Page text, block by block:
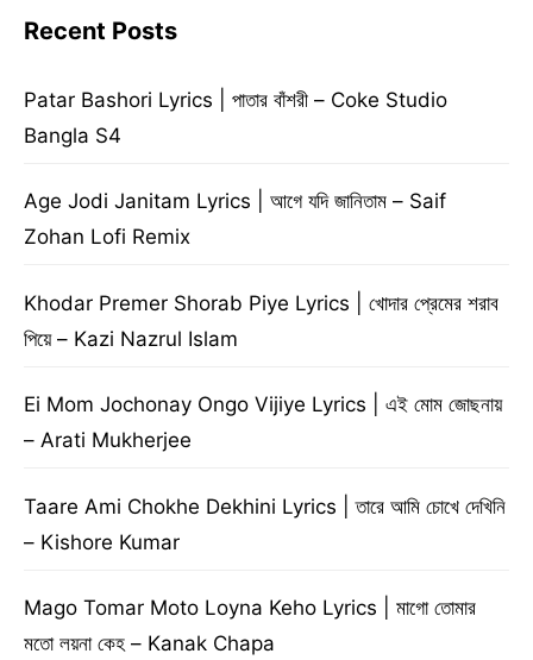
Recent Posts
Patar Bashori Lyrics | পাতার বাঁশরী – Coke Studio
Bangla S4
Age Jodi Janitam Lyrics | আগে যদি জানিতাম – Saif
Zohan Lofi Remix
Khodar Premer Shorab Piye Lyrics | খোদার প্রেমের শরাব
পিয়ে – Kazi Nazrul Islam
Ei Mom Jochonay Ongo Vijiye Lyrics | এই মোম জোছনায়
– Arati Mukherjee
Taare Ami Chokhe Dekhini Lyrics | তারে আমি চোখে দেখিনি
– Kishore Kumar
Mago Tomar Moto Loyna Keho Lyrics | মাগো তোমার
মতো লয়না কেহ – Kanak Chapa